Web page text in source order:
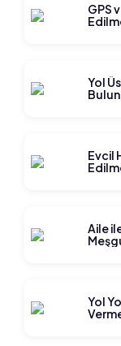
GPS
Yol
Evcil
Aile
Yol